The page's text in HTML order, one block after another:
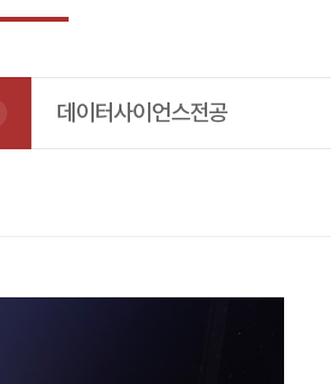
데이터사이언스전공